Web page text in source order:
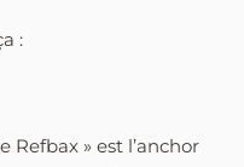
:
Refbax » est l’anchor